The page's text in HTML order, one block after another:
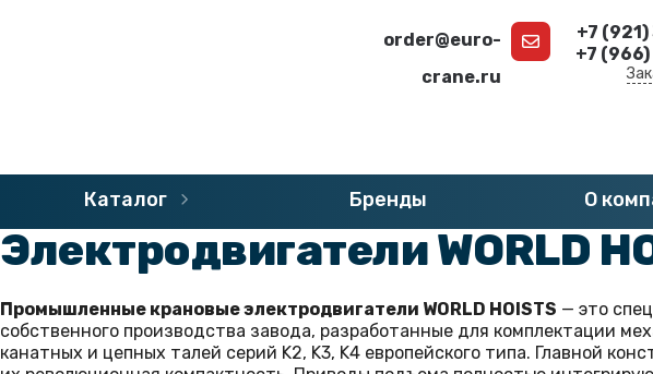
order@euro-
crane.ru
+7
+7
Каталог Бренды О
»Каталог » Запчасти WORLD HOISTS »Электродвигатели WORLD
Электродвигатели WORLD
Промышленные крановые электродвигатели WORLD HOISTS — это
собственного производства завода, разработанные для комплектации
канатных и цепных талей серий K2, K3, K4 европейского типа. Главной